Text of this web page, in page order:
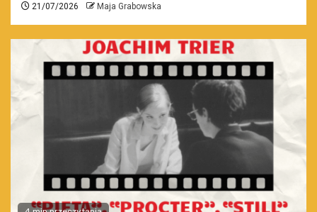
21/07/2026 Maja Grabowska